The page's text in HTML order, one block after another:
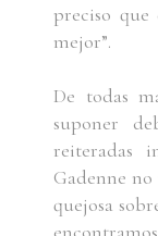
preciso que
mejor”.
De todas
suponer
reiteradas
Gadenne
quejosa